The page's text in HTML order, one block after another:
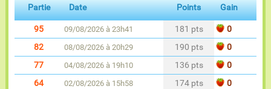
Partie Date Points Gain
95 09/08/2026 à 23h41 181 pts
0
82
08/08/2026 à 20h29 190 pts
0
77
04/08/2026 à 19h10 136 pts
0
64
02/08/2026 à 15h58 174 pts
0